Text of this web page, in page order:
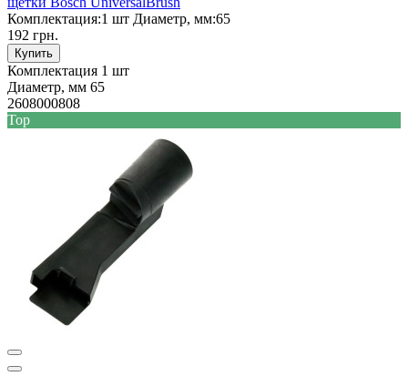
Комплектация:1 шт Диаметр, мм:65
192 грн.
Купить
Комплектация 1 шт
Диаметр, мм 65
2608000808
Top